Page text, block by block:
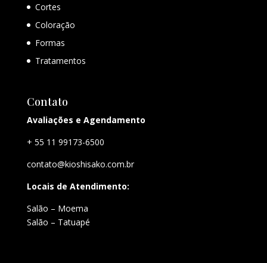
Cortes
Coloração
Formas
Tratamentos
Contato
Avaliações e Agendamento
+ 55 11 99173-6500
contato@kioshisako.com.br
Locais de Atendimento:
Salão – Moema
Salão – Tatuapé